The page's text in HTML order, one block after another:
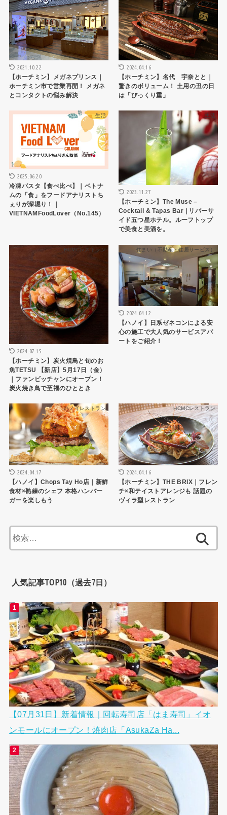
ショップ・お店
2021.10.22
【ホーチミン】メガネプリンス｜
ホーチミン市で営業再開！ メガネ
とコンタクトの悩み解決
HCMCレストラン
2024.04.16
【ホーチミン】名代 宇奈とと｜
驚きのボリューム！ 土用の丑の日
は「びっくり重」
生活
2025.06.20
冷凍パスタ【食べ比べ】｜ベトナ
ムの「食」をフードアナリストち
ぇりが深堀り！｜
VIETNAMFoodLover（No.145）
生活
2023.11.27
【ホーチミン】The Muse –
Cocktail & Tapas Bar | リバーサ
イド五つ星ホテル。ルーフトップ
で美食と美酒を。
HCMCレストラン
2024.07.15
【ホーチミン】炭火焼鳥と旬のお
魚TETSU 【新店】5月17日（金）
｜ファンビッチャンにオープン！
炭火焼き鳥で至福のひととき
住まい（不動産・住居サービス）
2024.04.12
【ハノイ】日系ゼネコンによる安
心の施工で大人気のサービスアパ
ートをご紹介！
ハノイレストラン
2024.04.17
【ハノイ】Chops Tay Ho店｜新鮮
食材×熟練のシェフ 本格ハンバー
ガーを楽しもう
HCMCレストラン
2024.04.16
【ホーチミン】THE BRIX｜フレン
チ×和テイストアレンジも 話題の
ヴィラ型レストラン
索:
人気記事TOP10（過去7日）
【07月31日】新着情報｜回転寿司店「はま寿司」イオ
ンモールにオープン！焼肉店「AsukaZa Ha...